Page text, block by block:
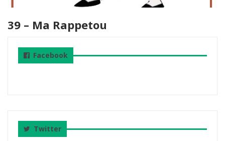
39 – Ma Rappetou
Facebook
Twitter